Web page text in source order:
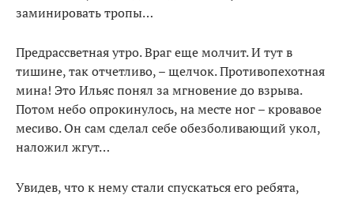
заминировать тропы…
Предрассветная утро. Враг еще молчит. И тут в
тишине, так отчетливо, – щелчок. Противопехотная
мина! Это Ильяс понял за мгновение до взрыва.
Потом небо опрокинулось, на месте ног – кровавое
месиво. Он сам сделал себе обезболивающий укол,
наложил жгут…
Увидев, что к нему стали спускаться его ребята,